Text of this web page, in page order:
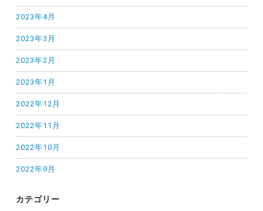
2023年4月
2023年3月
2023年2月
2023年1月
2022年12月
2022年11月
2022年10月
2022年9月
カテゴリー